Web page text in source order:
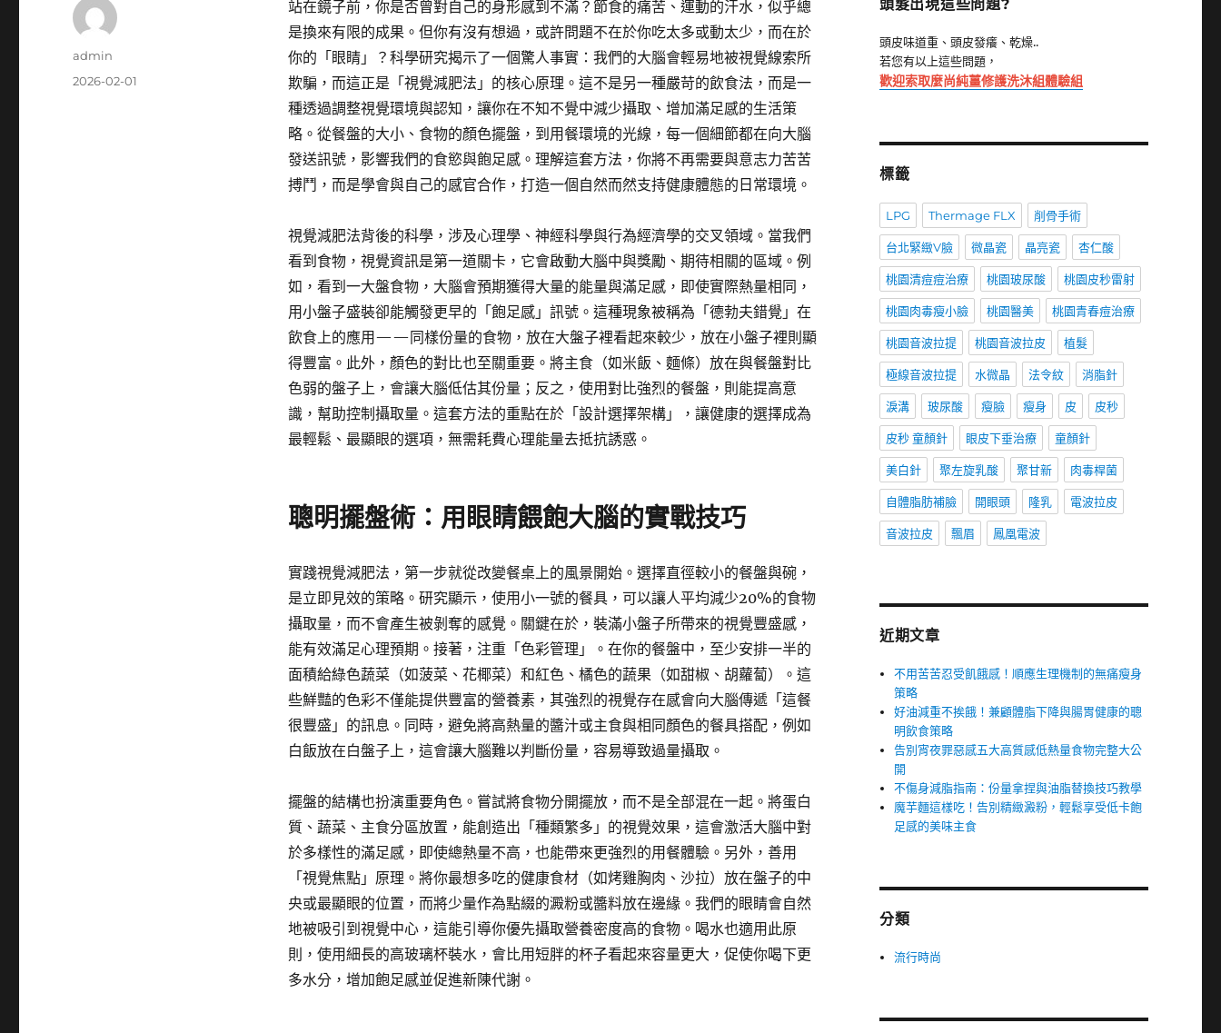
站在鏡子前，你是否曾對自己的身形感到不滿？節食的痛苦、運動的汗水，似乎總
是換來有限的成果。但你有沒有想過，或許問題不在於你吃太多或動太少，而在於
你的「眼睛」？科學研究揭示了一個驚人事實：我們的大腦會輕易地被視覺線索所
欺騙，而這正是「視覺減肥法」的核心原理。這不是另一種嚴苛的飲食法，而是一
種透過調整視覺環境與認知，讓你在不知不覺中減少攝取、增加滿足感的生活策
略。從餐盤的大小、食物的顏色擺盤，到用餐環境的光線，每一個細節都在向大腦
發送訊號，影響我們的食慾與飽足感。理解這套方法，你將不再需要與意志力苦苦
搏鬥，而是學會與自己的感官合作，打造一個自然而然支持健康體態的日常環境。
視覺減肥法背後的科學，涉及心理學、神經科學與行為經濟學的交叉領域。當我們
看到食物，視覺資訊是第一道關卡，它會啟動大腦中與獎勵、期待相關的區域。例
如，看到一大盤食物，大腦會預期獲得大量的能量與滿足感，即使實際熱量相同，
用小盤子盛裝卻能觸發更早的「飽足感」訊號。這種現象被稱為「德勃夫錯覺」在
飲食上的應用——同樣份量的食物，放在大盤子裡看起來較少，放在小盤子裡則顯
得豐富。此外，顏色的對比也至關重要。將主食（如米飯、麵條）放在與餐盤對比
色弱的盤子上，會讓大腦低估其份量；反之，使用對比強烈的餐盤，則能提高意
識，幫助控制攝取量。這套方法的重點在於「設計選擇架構」，讓健康的選擇成為
最輕鬆、最顯眼的選項，無需耗費心理能量去抵抗誘惑。
聰明擺盤術：用眼睛餵飽大腦的實戰技巧
實踐視覺減肥法，第一步就從改變餐桌上的風景開始。選擇直徑較小的餐盤與碗，
是立即見效的策略。研究顯示，使用小一號的餐具，可以讓人平均減少20%的食物
攝取量，而不會產生被剝奪的感覺。關鍵在於，裝滿小盤子所帶來的視覺豐盛感，
能有效滿足心理預期。接著，注重「色彩管理」。在你的餐盤中，至少安排一半的
面積給綠色蔬菜（如菠菜、花椰菜）和紅色、橘色的蔬果（如甜椒、胡蘿蔔）。這
些鮮豔的色彩不僅能提供豐富的營養素，其強烈的視覺存在感會向大腦傳遞「這餐
很豐盛」的訊息。同時，避免將高熱量的醬汁或主食與相同顏色的餐具搭配，例如
白飯放在白盤子上，這會讓大腦難以判斷份量，容易導致過量攝取。
擺盤的結構也扮演重要角色。嘗試將食物分開擺放，而不是全部混在一起。將蛋白
質、蔬菜、主食分區放置，能創造出「種類繁多」的視覺效果，這會激活大腦中對
於多樣性的滿足感，即使總熱量不高，也能帶來更強烈的用餐體驗。另外，善用
「視覺焦點」原理。將你最想多吃的健康食材（如烤雞胸肉、沙拉）放在盤子的中
央或最顯眼的位置，而將少量作為點綴的澱粉或醬料放在邊緣。我們的眼睛會自然
地被吸引到視覺中心，這能引導你優先攝取營養密度高的食物。喝水也適用此原
則，使用細長的高玻璃杯裝水，會比用短胖的杯子看起來容量更大，促使你喝下更
多水分，增加飽足感並促進新陳代謝。
作
admin
發
2026-02-01
頭髮出現這些問題?
頭皮味道重、頭皮發癢、乾燥..
若您有以上這些問題，
歡迎索取麼尚純薑修護洗沐組體驗組
標籤
LPG Thermage FLX 削骨手術
台北緊緻V臉 微晶瓷 晶亮瓷 杏仁酸
桃園清痘痘治療 桃園玻尿酸 桃園皮秒雷射
桃園肉毒瘦小臉 桃園醫美 桃園青春痘治療
桃園音波拉提 桃園音波拉皮 植髮
極線音波拉提 水微晶 法令紋 消脂針
淚溝 玻尿酸 瘦臉 瘦身 皮 皮秒
皮秒 童顏針 眼皮下垂治療 童顏針
美白針 聚左旋乳酸 聚甘新 肉毒桿菌
自體脂肪補臉 開眼頭 隆乳 電波拉皮
音波拉皮 飄眉 鳳凰電波
近期文章
不用苦苦忍受飢餓感！順應生理機制的無痛瘦身
策略
好油減重不挨餓！兼顧體脂下降與腸胃健康的聰
明飲食策略
告別宵夜罪惡感五大高質感低熱量食物完整大公
開
不傷身減脂指南：份量拿捏與油脂替換技巧教學
魔芋麵這樣吃！告別精緻澱粉，輕鬆享受低卡飽
足感的美味主食
分類
流行時尚